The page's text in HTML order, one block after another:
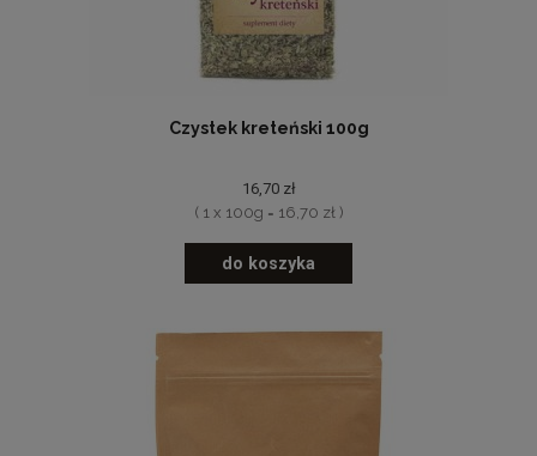
Czystek kreteński 100g
16,70 zł
( 1 x 100g = 16,70 zł )
do koszyka